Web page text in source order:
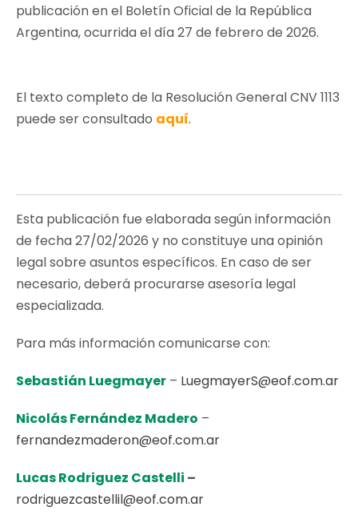
publicación en el Boletín Oficial de la República
Argentina, ocurrida el día 27 de febrero de 2026.
El texto completo de la Resolución General CNV 1113
puede ser consultado aquí.
Esta publicación fue elaborada según información
de fecha 27/02/2026 y no constituye una opinión
legal sobre asuntos específicos. En caso de ser
necesario, deberá procurarse asesoría legal
especializada.
Para más información comunicarse con:
Sebastián Luegmayer – LuegmayerS@eof.com.ar
Nicolás Fernández Madero –
fernandezmaderon@eof.com.ar
Lucas Rodriguez Castelli –
rodriguezcastellil@eof.com.ar